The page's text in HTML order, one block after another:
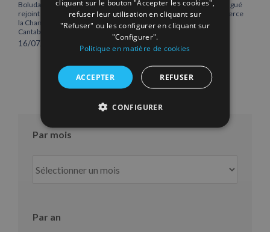
Boluda Corporación Marítima
rejoint l’Assemblée plénière de
la Chambre de commerce de
Cantabrie
16/07/2026
Vicente Boluda Fos distingué
par la Chambre de commerce
de Séville.
12/06/2026
Par mois
mois
Par an
cliquant sur le bouton "Accepter les cookies",
refuser leur utilisation en cliquant sur
"Refuser" ou les configurer en cliquant sur
"Configurer".
Politique en matière de cookies
ACCEPTER REFUSER
CONFIGURER